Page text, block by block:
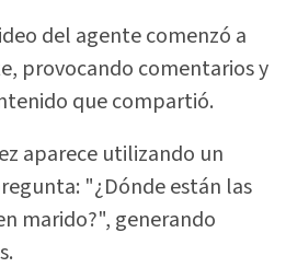
del agente comenzó a
provocando comentarios y
que compartió.
aparece utilizando un
"¿Dónde están las
marido?", generando